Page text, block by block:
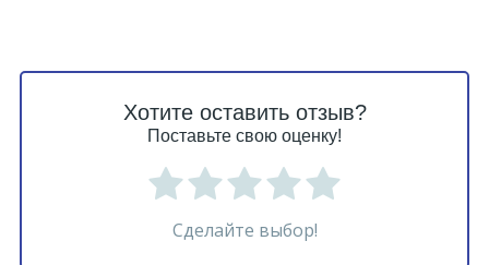
Хотите оставить отзыв?
Поставьте свою оценку!
Сделайте выбор!